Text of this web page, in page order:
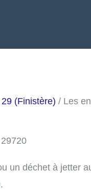
(Finistère) / Les
un déchet à jetter